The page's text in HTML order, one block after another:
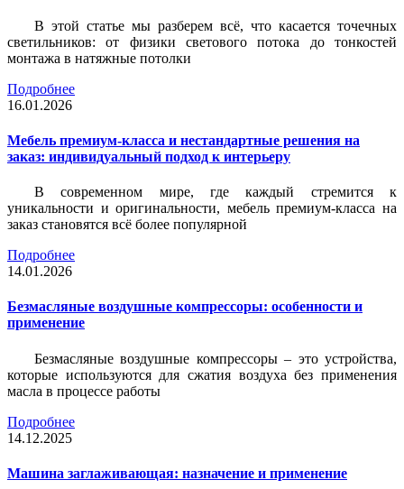
В этой статье мы разберем всё, что касается точечных
светильников: от физики светового потока до тонкостей
монтажа в натяжные потолки
Подробнее
16.01.2026
Мебель премиум-класса и нестандартные решения на
заказ: индивидуальный подход к интерьеру
В современном мире, где каждый стремится к
уникальности и оригинальности, мебель премиум-класса на
заказ становятся всё более популярной
Подробнее
14.01.2026
Безмасляные воздушные компрессоры: особенности и
применение
Безмасляные воздушные компрессоры – это устройства,
которые используются для сжатия воздуха без применения
масла в процессе работы
Подробнее
14.12.2025
Машина заглаживающая: назначение и применение